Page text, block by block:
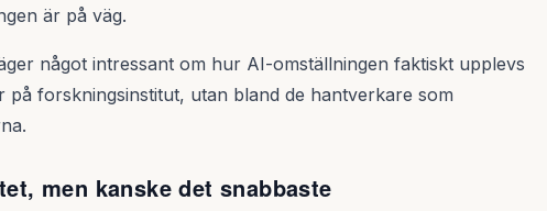
är på väg.
något intressant om hur AI-omställningen faktiskt upplevs
forskningsinstitut, utan bland de hantverkare som
men kanske det snabbaste